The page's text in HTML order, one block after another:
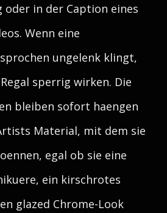
oder in der Caption eines
Wenn eine
ungelenk klingt,
sperrig wirken. Die
bleiben sofort haengen
Material, mit dem sie
egal ob sie eine
ein kirschrotes
glazed Chrome-Look